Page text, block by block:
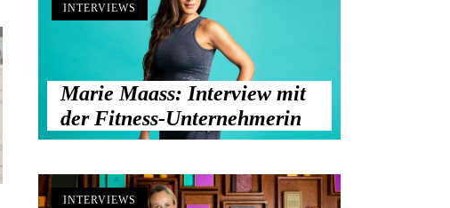
Marie Maass: Interview mit
der Fitness-Unternehmerin
INTERVIEWS
INTERVIEWS